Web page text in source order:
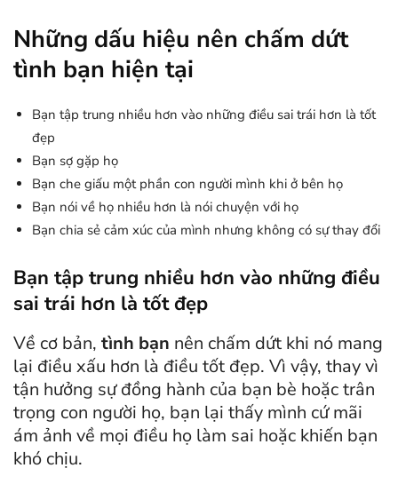
Những dấu hiệu nên chấm dứt
tình bạn hiện tại
Bạn tập trung nhiều hơn vào những điều sai trái hơn là tốt
đẹp
Bạn sợ gặp họ
Bạn che giấu một phần con người mình khi ở bên họ
Bạn nói về họ nhiều hơn là nói chuyện với họ
Bạn chia sẻ cảm xúc của mình nhưng không có sự thay đổi
Bạn tập trung nhiều hơn vào những điều
sai trái hơn là tốt đẹp
Về cơ bản, tình bạn nên chấm dứt khi nó mang
lại điều xấu hơn là điều tốt đẹp. Vì vậy, thay vì
tận hưởng sự đồng hành của bạn bè hoặc trân
trọng con người họ, bạn lại thấy mình cứ mãi
ám ảnh về mọi điều họ làm sai hoặc khiến bạn
khó chịu.